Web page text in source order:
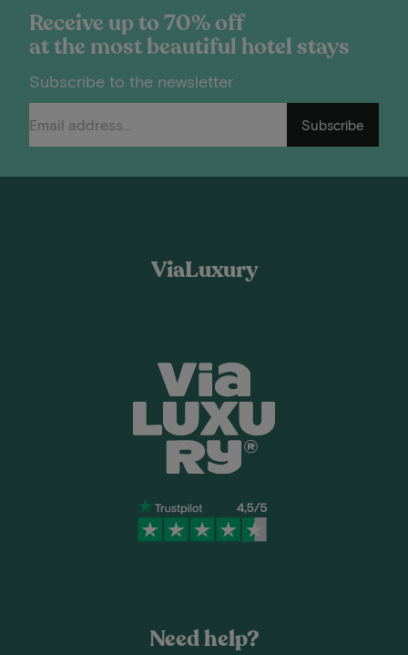
Receive up to 70% off
at the most beautiful hotel stays
Subscribe to the newsletter
Subscribe
ViaLuxury
Need help?